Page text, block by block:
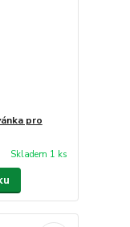
pro
Skladem 1 ks